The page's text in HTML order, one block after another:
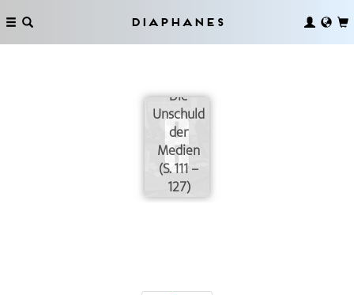
Diaphanes
Die
Unschuld
der
Medien
(S. 111 –
127)